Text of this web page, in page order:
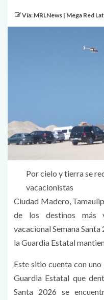
Vía: MRLNews | Mega Red
Por cielo y tierra se
vacacionistas
Ciudad Madero,
de los destinos más
vacacional Semana
la Guardia Estatal
Este sitio cuenta con
Guardia Estatal que
Santa 2026 se